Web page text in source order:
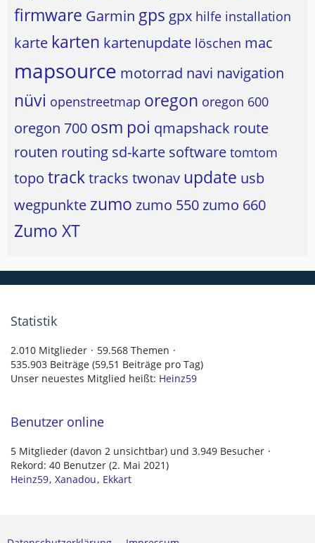
firmware Garmin gps gpx hilfe installation
karte karten kartenupdate löschen mac
mapsource motorrad navi navigation
nüvi openstreetmap oregon oregon 600
oregon 700 osm poi qmapshack route
routen routing sd-karte software tomtom
topo tracktracks twonav update usb
wegpunkte zumo zumo 550zumo 660
Zumo XT
Statistik
2.010 Mitglieder
59.568 Themen
535.903 Beiträge (59,51 Beiträge pro Tag)
Unser neuestes Mitglied heißt: Heinz59
Benutzer online
5 Mitglieder (davon 2 unsichtbar) und 3.949 Besucher
Rekord: 40 Benutzer (2. Mai 2021)
Heinz59 Xanadou Ekkart